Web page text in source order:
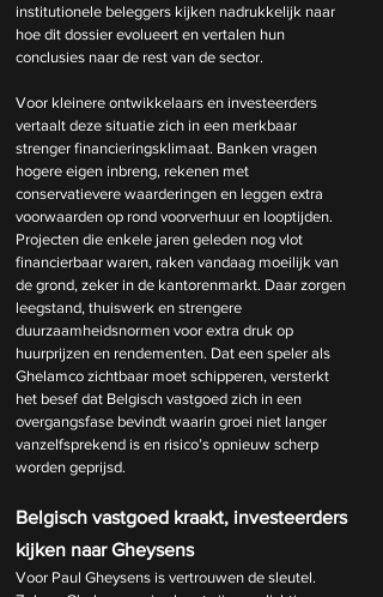
institutionele beleggers kijken nadrukkelijk naar
hoe dit dossier evolueert en vertalen hun
conclusies naar de rest van de sector.
Voor kleinere ontwikkelaars en investeerders
vertaalt deze situatie zich in een merkbaar
strenger financieringsklimaat. Banken vragen
hogere eigen inbreng, rekenen met
conservatievere waarderingen en leggen extra
voorwaarden op rond voorverhuur en looptijden.
Projecten die enkele jaren geleden nog vlot
financierbaar waren, raken vandaag moeilijk van
de grond, zeker in de kantorenmarkt. Daar zorgen
leegstand, thuiswerk en strengere
duurzaamheidsnormen voor extra druk op
huurprijzen en rendementen. Dat een speler als
Ghelamco zichtbaar moet schipperen, versterkt
het besef dat Belgisch vastgoed zich in een
overgangsfase bevindt waarin groei niet langer
vanzelfsprekend is en risico’s opnieuw scherp
worden geprijsd.
Belgisch vastgoed kraakt, investeerders
kijken naar Gheysens
Voor Paul Gheysens is vertrouwen de sleutel.